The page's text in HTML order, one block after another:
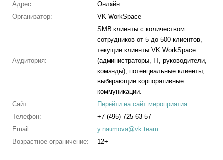
Адрес:
Онлайн
Организатор:
VK WorkSpace
Аудитория:
SMB клиенты с количеством
сотрудников от 5 до 500 клиентов,
текущие клиенты VK WorkSpace
(администраторы, IT, руководители,
команды), потенциальные клиенты,
выбирающие корпоративные
коммуникации.
Сайт:
Перейти на сайт мероприятия
Телефон:
+7 (495) 725-63-57
Email:
y.naumova@vk.team
Возрастное ограничение:
12+